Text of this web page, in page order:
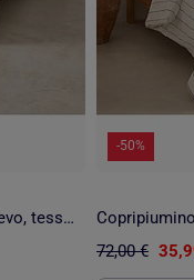
Copripiumino in cotone a righe in rilievo, tessuto testurizzato. Non include le federe.
-50%
72,00 €